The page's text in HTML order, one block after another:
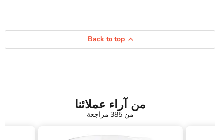
Back to top
من آراء عملائنا
من 385 مراجعة